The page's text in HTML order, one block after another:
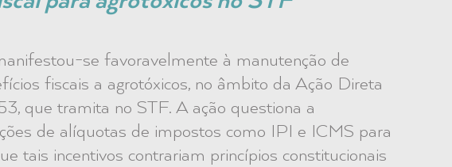
se favoravelmente à manutenção de
fiscais a agrotóxicos, no âmbito da Ação Direta
que tramita no STF. A ação questiona a
de alíquotas de impostos como IPI e ICMS para
tais incentivos contrariam princípios constitucionais